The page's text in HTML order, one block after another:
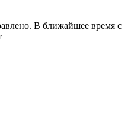
В ближайшее время с